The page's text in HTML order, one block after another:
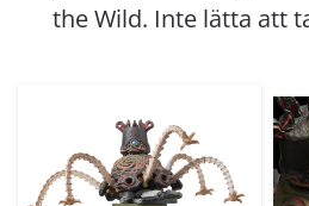
the Wild. Inte lätta att